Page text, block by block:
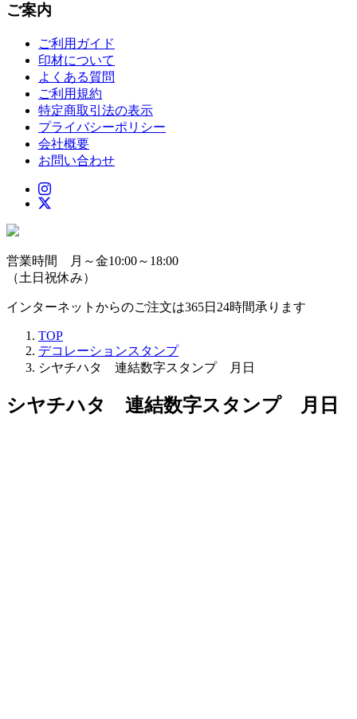
ご案内
ご利用ガイド
印材について
よくある質問
ご利用規約
特定商取引法の表示
プライバシーポリシー
会社概要
お問い合わせ
営業時間 月～金10:00～18:00
（土日祝休み）
インターネットからのご注文は365日24時間承ります
TOP
デコレーションスタンプ
シヤチハタ 連結数字スタンプ 月日
シヤチハタ 連結数字スタンプ 月日